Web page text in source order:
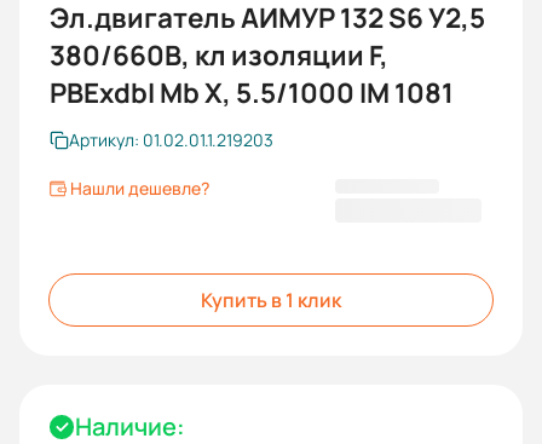
Эл.двигатель АИМУР 132 S6 У2,5
380/660В, кл изоляции F,
РВЕхdbI Mb X, 5.5/1000 IM 1081
Артикул: 01.02.01.1.219203
Нашли дешевле?
Купить в 1 клик
Наличие: